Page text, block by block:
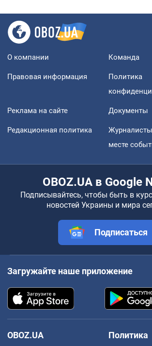
О компании Команда
Правовая информация
Политика
Реклама на сайте Документы
Редакционная политика
Журналисты
месте
OBOZ.UA в Google
Подписывайтесь, чтобы быть в
новостей Украины и мира
Подписаться
Загружайте наше приложение
OBOZ.UA
Политика